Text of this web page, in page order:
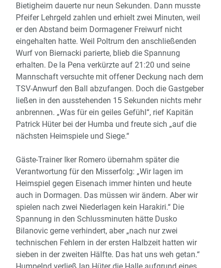
Bietigheim dauerte nur neun Sekunden. Dann musste
Pfeifer Lehrgeld zahlen und erhielt zwei Minuten, weil
er den Abstand beim Dormagener Freiwurf nicht
eingehalten hatte. Weil Poltrum den anschließenden
Wurf von Biernacki parierte, blieb die Spannung
erhalten. De la Pena verkürzte auf 21:20 und seine
Mannschaft versuchte mit offener Deckung nach dem
TSV-Anwurf den Ball abzufangen. Doch die Gastgeber
ließen in den ausstehenden 15 Sekunden nichts mehr
anbrennen. „Was für ein geiles Gefühl“, rief Kapitän
Patrick Hüter bei der Humba und freute sich „auf die
nächsten Heimspiele und Siege.“
Gäste-Trainer Iker Romero übernahm später die
Verantwortung für den Misserfolg: „Wir lagen im
Heimspiel gegen Eisenach immer hinten und heute
auch in Dormagen. Das müssen wir ändern. Aber wir
spielen nach zwei Niederlagen kein Harakiri.“ Die
Spannung in den Schlussminuten hätte Dusko
Bilanovic gerne verhindert, aber „nach nur zwei
technischen Fehlern in der ersten Halbzeit hatten wir
sieben in der zweiten Hälfte. Das hat uns weh getan.“